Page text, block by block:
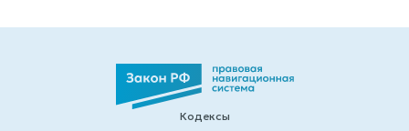
Кодексы